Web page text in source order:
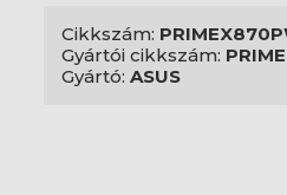
Cikkszám:
Gyártói cikkszám:
Gyártó: ASUS